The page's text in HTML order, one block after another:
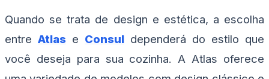
Quando se trata de design e estética, a escolha
entre Atlas e Consul dependerá do estilo que
você deseja para sua cozinha. A Atlas oferece